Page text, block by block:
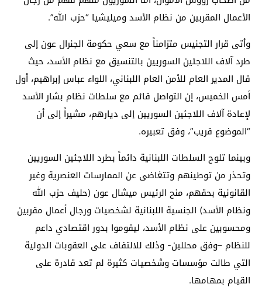
الأعمال المقربين من نظام الأسد وميليشيا “حزب الله”.
وأتى قرار التجنيس متزامناً مع سعي حكومة الجنرال عون إلى
طرد آلاف اللاجئين السوريين بالتنسيق مع نظام الأسد، حيث
قال المدير العام للأمن العام اللبناني، اللواء عباس إبراهيم، أول
أمس الخميس، إن التواصل قائم مع سلطات نظام بشار الأسد
لإعادة آلاف اللاجئين السوريين إلى ديارهم، مشيراً إلى أن
“الموضوع قريب”، وفق تعبيره.
وبينما تلوح السلطات اللبنانية دائماً بطرد اللاجئين السوريين
وتحذر من توطينهم وتتغاضى عن الممارسات العنصرية وغير
القانونية بحقهم، منح الرئيس ميشال عون (حليف حزب الله
ونظام الأسد) الجنسية اللبنانية لشخصيات ورجال أعمال مقربين
ومحسوبين على نظام الأسد، ليقوموا بدور اقتصادي داعم
للنظام –وفق محللين- وذلك للالتفاف على العقوبات الدولية
التي طالت مؤسسات وشخصيات كثيرة لم تعد قادرة على
القيام بمهامها.